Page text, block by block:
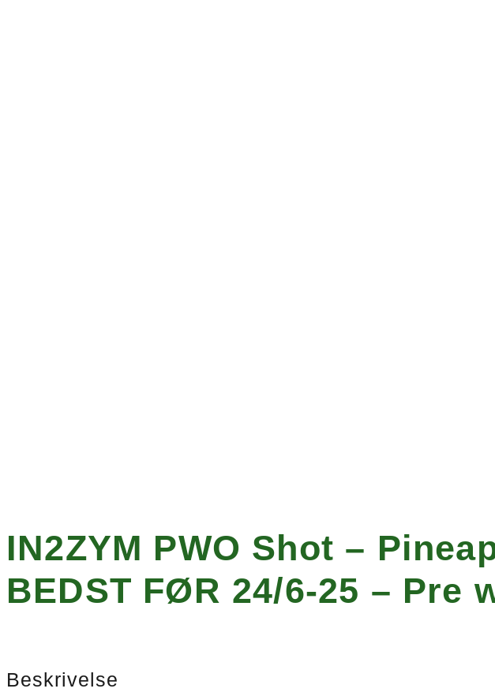
IN2ZYM PWO Shot –
BEDST FØR 24/6-25 – Pre
Beskrivelse